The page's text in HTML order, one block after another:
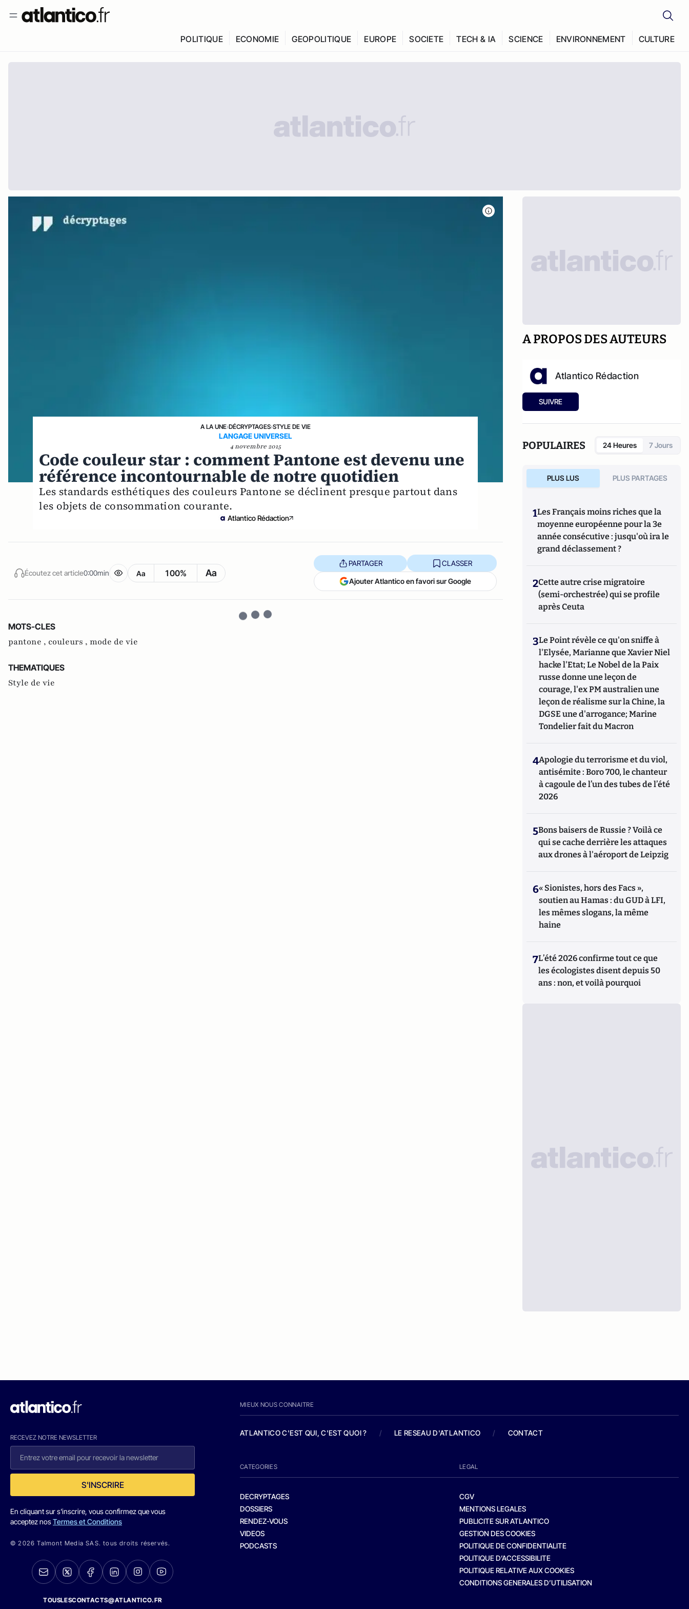
POLITIQUE ECONOMIE GEOPOLITIQUE EUROPE SOCIETE TECH & IA SCIENCE ENVIRONNEMENT CULTURE
A LA UNE›DÉCRYPTAGES›STYLE DE VIE
LANGAGE UNIVERSEL
4 novembre 2015
Code couleur star : comment Pantone est devenu une
référence incontournable de notre quotidien
Les standards esthétiques des couleurs Pantone se déclinent presque partout dans
les objets de consommation courante.
Atlantico Rédaction
Écoutez cet article0:00min Aa 100% Aa
PARTAGER CLASSER
Ajouter Atlantico en favori sur Google
MOTS-CLES
pantone , couleurs , mode de vie
THEMATIQUES
Style de vie
A PROPOS DES AUTEURS
Atlantico Rédaction
SUIVRE
POPULAIRES 24 Heures 7 Jours
PLUS LUS PLUS PARTAGES
1Les Français moins riches que la
moyenne européenne pour la 3e
année consécutive : jusqu'où ira le
grand déclassement ?
2Cette autre crise migratoire
(semi-orchestrée) qui se profile
après Ceuta
3Le Point révèle ce qu'on sniffe à
l'Elysée, Marianne que Xavier Niel
hacke l'Etat; Le Nobel de la Paix
russe donne une leçon de
courage, l'ex PM australien une
leçon de réalisme sur la Chine, la
DGSE une d'arrogance; Marine
Tondelier fait du Macron
4Apologie du terrorisme et du viol,
antisémite : Boro 700, le chanteur
à cagoule de l’un des tubes de l’été
2026
5Bons baisers de Russie ? Voilà ce
qui se cache derrière les attaques
aux drones à l'aéroport de Leipzig
6« Sionistes, hors des Facs »,
soutien au Hamas : du GUD à LFI,
les mêmes slogans, la même
haine
7L’été 2026 confirme tout ce que
les écologistes disent depuis 50
ans : non, et voilà pourquoi
RECEVEZ NOTRE NEWSLETTER
S'INSCRIRE
En cliquant sur s'inscrire, vous confirmez que vous
acceptez nosTermes et Conditions
© 2026 Talmont Media SAS. tous droits réservés.
TOUSLESCONTACTS@ATLANTICO.FR
MIEUX NOUS CONNAITRE
ATLANTICO C'EST QUI, C'EST QUOI ? / LE RESEAU D'ATLANTICO / CONTACT
CATEGORIES
DECRYPTAGES
DOSSIERS
RENDEZ-VOUS
VIDEOS
PODCASTS
LEGAL
CGV
MENTIONS LEGALES
PUBLICITE SUR ATLANTICO
GESTION DES COOKIES
POLITIQUE DE CONFIDENTIALITE
POLITIQUE D’ACCESSIBILITE
POLITIQUE RELATIVE AUX COOKIES
CONDITIONS GENERALES D’UTILISATION